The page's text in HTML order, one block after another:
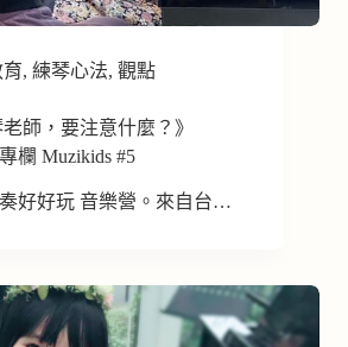
, 練琴心法, 觀點
師，要注意什麼？》
欄 Muzikids #5
好好玩 音樂營。來自台…